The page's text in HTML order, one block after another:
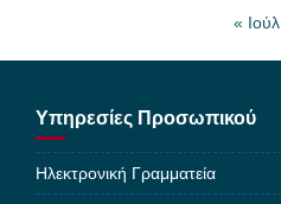
« Ιούλ
Υπηρεσίες Προσωπικού
Ηλεκτρονική Γραμματεία